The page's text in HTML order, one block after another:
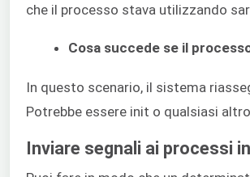
che il processo stava utilizzando
Cosa succede se il
In questo scenario, il sistema
Potrebbe essere init o qualsiasi
Inviare segnali ai processi